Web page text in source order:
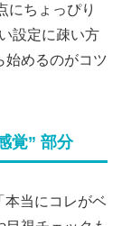
にちょっぴり
設定に疎い方
始めるのがコツ
覚” 部分
本当にコレがベ